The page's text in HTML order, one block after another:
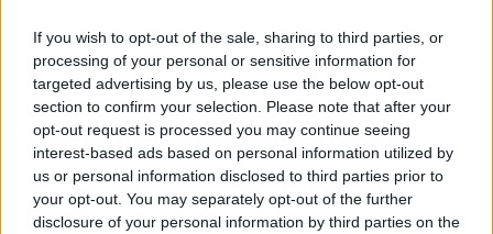
If you wish to opt-out of the sale, sharing to third parties, or
processing of your personal or sensitive information for
targeted advertising by us, please use the below opt-out
section to confirm your selection. Please note that after your
opt-out request is processed you may continue seeing
interest-based ads based on personal information utilized by
us or personal information disclosed to third parties prior to
your opt-out. You may separately opt-out of the further
disclosure of your personal information by third parties on the
Βαζαίοςσημείωσαν χρόνο 3:13.67,
βελτιώνοντας το 3:14.33 που είχαν κάνει
στον πρωινό προκριματικό, ενώ πλησίασαν
το πανελλήνιο ρεκόρ (3:13.39) από το
Ευρωπαϊκό του 2021.
ΔΙΑΒΑΣΤΕ ΕΠΙΣΗΣ